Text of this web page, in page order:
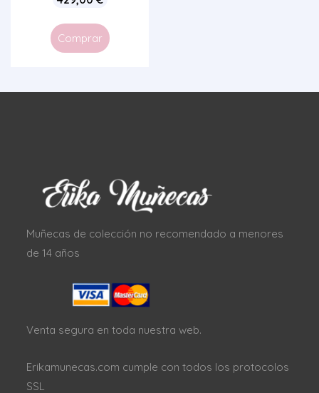
Comprar
Muñecas de colección no recomendado a menores
de 14 años
Venta segura en toda nuestra web.
Erikamunecas.com cumple con todos los protocolos
SSL